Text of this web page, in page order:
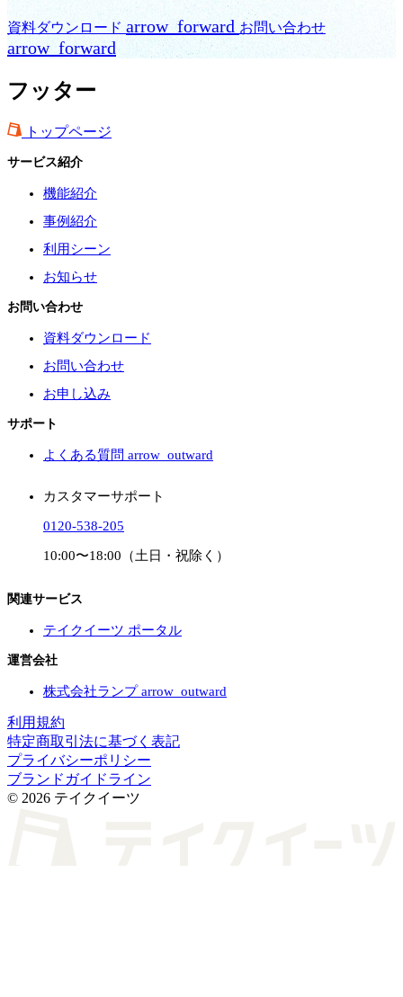
資料ダウンロード arrow_forward お問い合わせ
arrow_forward
フッター
トップページ
サービス紹介
機能紹介
事例紹介
利用シーン
お知らせ
お問い合わせ
資料ダウンロード
お問い合わせ
お申し込み
サポート
よくある質問 arrow_outward
カスタマーサポート
0120-538-205
10:00〜18:00（土日・祝除く）
関連サービス
テイクイーツ ポータル
運営会社
株式会社ランプarrow_outward
利用規約
特定商取引法に基づく表記
プライバシーポリシー
ブランドガイドライン
© 2026 テイクイーツ